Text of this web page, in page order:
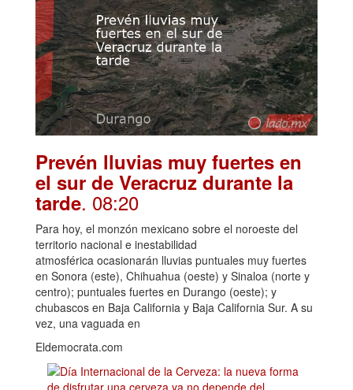
Prevén lluvias muy fuertes en
el sur de Veracruz durante la
tarde. 08:20
Para hoy, el monzón mexicano sobre el noroeste del
territorio nacional e inestabilidad
atmosférica ocasionarán lluvias puntuales muy fuertes
en Sonora (este), Chihuahua (oeste) y Sinaloa (norte y
centro); puntuales fuertes en Durango (oeste); y
chubascos en Baja California y Baja California Sur. A su
vez, una vaguada en
Eldemocrata.com